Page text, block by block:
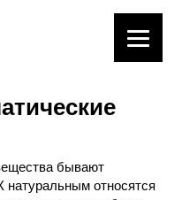
бывают
натуральным относятся